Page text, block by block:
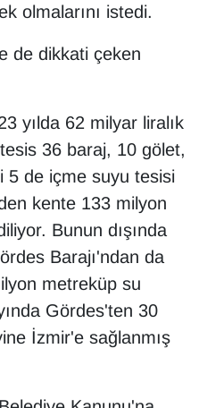
olmalarını istedi.
de dikkati çeken
yılda 62 milyar liralık
tesis 36 baraj, 10 gölet,
5 de içme suyu tesisi
kente 133 milyon
Bunun dışında
Barajı'ndan da
metreküp su
Gördes'ten 30
İzmir'e sağlanmış